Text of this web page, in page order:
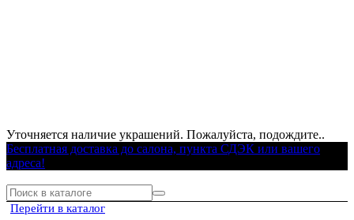
Уточняется наличие украшений. Пожалуйста, подождите..
Бесплатная доставка до салона, пункта СДЭК или вашего
адреса!
Перейти в каталог